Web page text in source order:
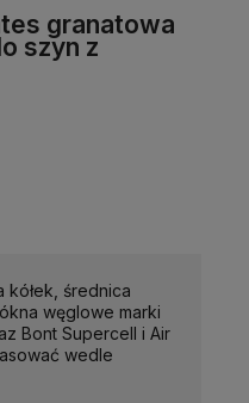
granatowa
szyn z
kółek, średnica
węglowe marki
Bont Supercell i Air
wedle